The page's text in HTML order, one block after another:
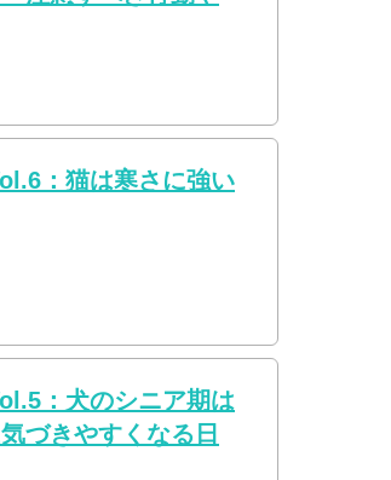
：猫は寒さに強い
：犬のシニア期は
づきやすくなる日